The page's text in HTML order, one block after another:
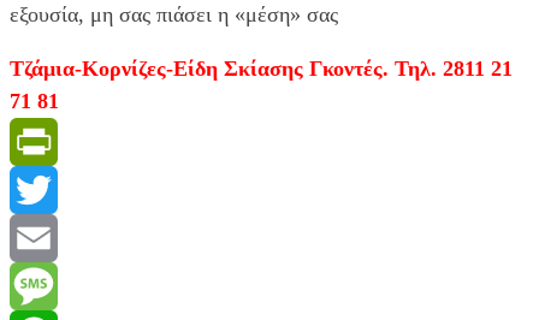
εξουσία, μη σας πιάσει η «μέση» σας
Τζάμια-Κορνίζες-Είδη Σκίασης Γκοντές. Τηλ. 2811 21
71 81
PrintFriendly
Twitter
Email